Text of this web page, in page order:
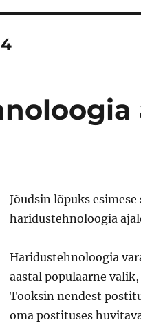
Jõudsin lõpuks
haridustehnoloogia
Haridustehnoloogia
aastal populaarne
Tooksin nendest
oma postituses